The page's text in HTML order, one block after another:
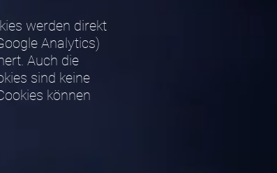
werden direkt
Analytics)
Auch die
sind keine
können